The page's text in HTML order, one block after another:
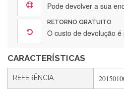
Pode devolver a sua
RETORNO GRATUITO
O custo de devolução
CARACTERÍSTICAS
REFERÊNCIA
Silvia
Gostei ,Serviço bastante
Rápido, atendimento 5*. Hoje
feita de muitas